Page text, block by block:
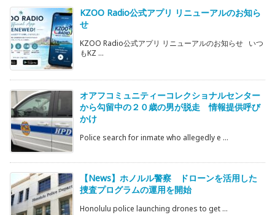
KZOO Radio公式アプリ リニューアルのお知ら
せ
KZOO Radio公式アプリ リニューアルのお知らせ いつ
もKZ ...
オアフコミュニティーコレクショナルセンター
から勾留中の２０歳の男が脱走 情報提供呼び
かけ
Police search for inmate who allegedly e ...
【News】ホノルル警察 ドローンを活用した
捜査プログラムの運用を開始
Honolulu police launching drones to get ...